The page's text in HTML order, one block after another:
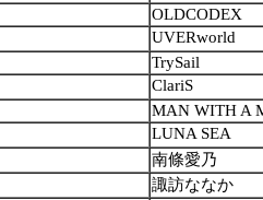
OLDCODEX
UVERworld
TrySail
ClariS
MAN WITH A
LUNA SEA
南條愛乃
諏訪ななか